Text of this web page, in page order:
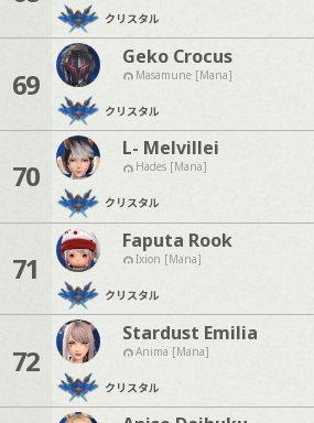
クリスタル
69
Geko Crocus
Masamune [Mana]
クリスタル
70
L- Melvillei
Hades [Mana]
クリスタル
71
Faputa Rook
Ixion [Mana]
クリスタル
72
Stardust Emilia
Anima [Mana]
クリスタル